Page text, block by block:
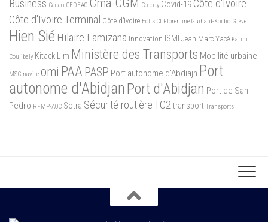
Business Cacao CEDEAO Cma CGM Cocody Covid-19 Côte d'Ivoire
Côte d'Ivoire Terminal Côte d’Ivoire Eolis CI Florentine Guihard-Koidio Grève
Hien Sié Hilaire Lamizana Innovation ISMI Jean Marc Yacé Karim
Coulibaly Kitack Lim Ministère des Transports Mobilité urbaine
MSC navire omi PAA PASP Port autonome d'Abdiajn Port
autonome d'Abidjan Port d'Abidjan Port de San
Pedro RFMP-AOC Sotra Sécurité routièreTC2transport Transports